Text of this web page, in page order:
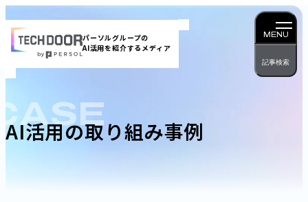
容
を
ス
プ
パーソルグループの
AI活用を紹介するメディア
MENU
記事検索
AI活用の取り組み事例